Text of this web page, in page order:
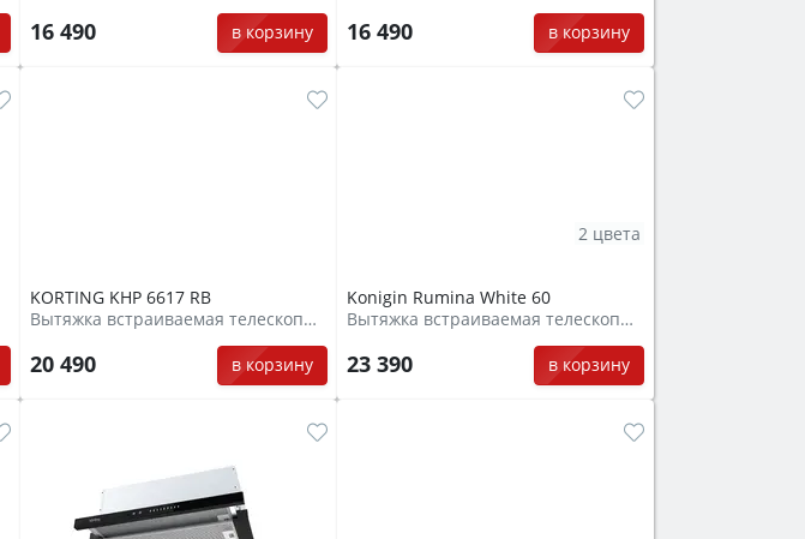
16 490 в корзину 16 490 в корзину
KORTING KHP 6617 RB
Вытяжка встраиваемая телескопическая
20 490 в корзину
Konigin Rumina White 60
Вытяжка встраиваемая телескопическая
23 390 в корзину
2 цвета